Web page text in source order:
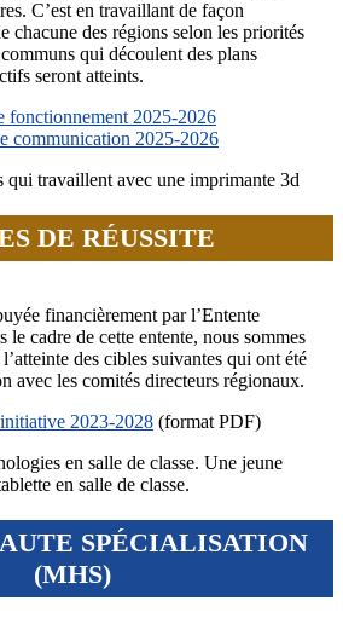
C’est en travaillant de façon
chacune des régions selon les priorités
qui découlent des plans
seront atteints.
fonctionnement 2025-2026
communication 2025-2026
DE RÉUSSITE
financièrement par l’Entente
le cadre de cette entente, nous sommes
des cibles suivantes qui ont été
avec les comités directeurs régionaux.
2023-2028 (format PDF)
SPÉCIALISATION
(MHS)